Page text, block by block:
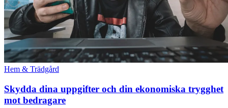
Hem & Trädgård
Skydda dina uppgifter och din ekonomiska trygghet
mot bedragare